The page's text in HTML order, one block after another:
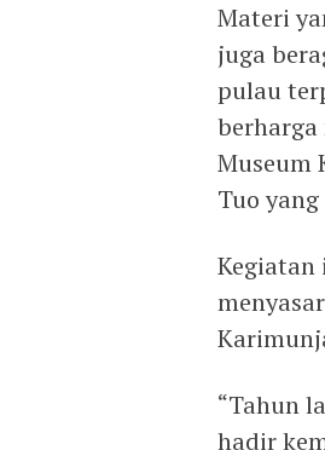
Materi
juga
pulau
berharga
Museum
Tuo
Kegiatan
“Tahun
hadir